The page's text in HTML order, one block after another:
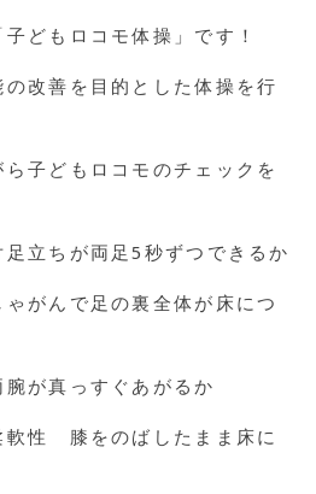
どもロコモ体操」です！
改善を目的とした体操を行
子どもロコモのチェックを
立ちが両足5秒ずつできるか
がんで足の裏全体が床につ
が真っすぐあがるか
軟性 膝をのばしたまま床に